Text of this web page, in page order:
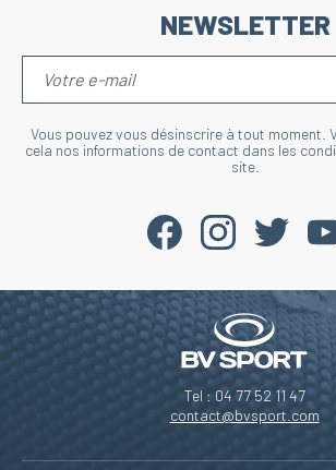
NEWSLETTER
Vous pouvez vous désinscrire à tout moment.
cela nos informations de contact dans les
site.
Tel : 04 77 52 11 47
contact@bvsport.com